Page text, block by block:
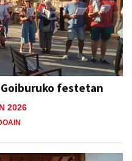
festetan
2026